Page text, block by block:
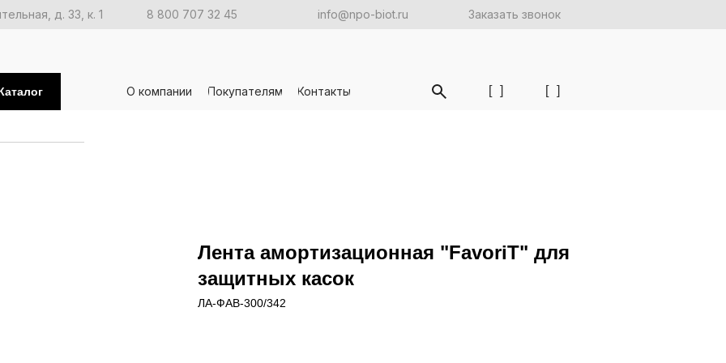
д. 33, к. 1
Покупателям
О компании [ ] [ ]
8 800 707 32 45 info@npo-biot.ru Заказать звонок
Контакты
Лента амортизационная "FavoriT" для
защитных касок
ЛА-ФАВ-300/342